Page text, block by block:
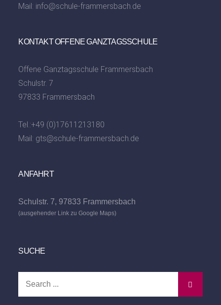
Mail: info@schule-frammersbach.de
KONTAKT OFFENE GANZTAGSSCHULE
Offene Ganztagsschule Frammersbach
Schulstr. 7
97833 Frammersbach
Tel.:+49 (0)17611213180
Mail: gts@schule-frammersbach.de
ANFAHRT
Schulstr. 7, 97833 Frammersbach
(ausgehender Link zu Google Maps)
SUCHE